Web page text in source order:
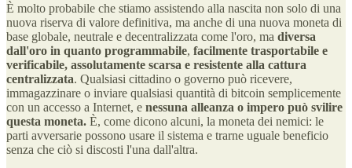
È molto probabile che stiamo assistendo alla nascita non solo di una
nuova riserva di valore definitiva, ma anche di una nuova moneta di
base globale, neutrale e decentralizzata come l'oro, ma diversa
dall'oro in quanto programmabile, facilmente trasportabile e
verificabile, assolutamente scarsa e resistente alla cattura
centralizzata. Qualsiasi cittadino o governo può ricevere,
immagazzinare o inviare qualsiasi quantità di bitcoin semplicemente
con un accesso a Internet, e nessuna alleanza o impero può svilire
questa moneta. È, come dicono alcuni, la moneta dei nemici: le
parti avversarie possono usare il sistema e trarne uguale beneficio
senza che ciò si discosti l'una dall'altra.